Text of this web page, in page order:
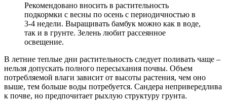
Рекомендовано вносить в растительность
подкормки с весны по осень с периодичностью в
3-4 недели. Выращивать бамбук можно как в воде,
так и в грунте. Зелень любит рассеянное
освещение.
В летние теплые дни растительность следует поливать чаще –
нельзя допускать полного пересыхания почвы. Объем
потребляемой влаги зависит от высоты растения, чем оно
выше, тем больше воды потребуется. Сандера непривередлива
к почве, но предпочитает рыхлую структуру грунта.